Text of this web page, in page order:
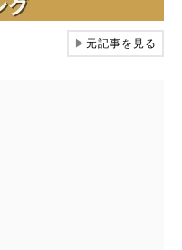
▶元記事を見る